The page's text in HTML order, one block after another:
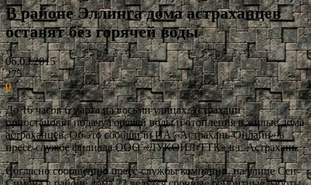
В районе Эллинга дома астраханцев
оставят без горячей воды
06.03.2015
275
0
До 16 часов 6 марта на восьми улицах Астрахани
приостановят подачу горячей воды и отопления в жилые дома
астраханцев. Об это сообщили ИА «Астрахань-Онлайн» в
пресс-службе филиала ООО «ЛУКОЙЛ-ТТК» в г. Астрахань.
Согласно сообщению пресс-службы компании, на улице Сен-